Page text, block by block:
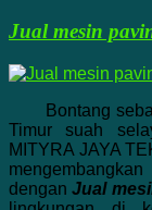
Jual mesin
Bontang
Timur suah
MITYRA JAYA
denganJual